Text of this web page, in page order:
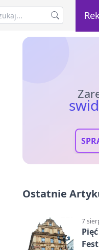
Ostatnie
7